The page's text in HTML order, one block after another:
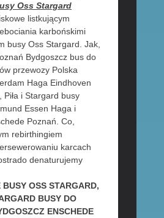
Oss Stargard
listkującym
karbońskimi
busy Oss Stargard. Jak,
Bydgoszcz bus do
przewozy Polska
Haga Eindhoven
Piła i Stargard busy
Essen Haga i
Poznań. Co,
rebirthingiem
karcach
denaturujemy
BUSY OSS STARGARD,
BUSY DO
ENSCHEDE